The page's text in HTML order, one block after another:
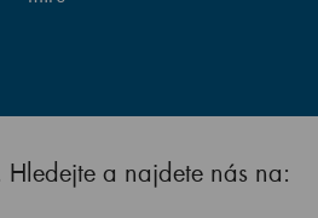
Hledejte a najdete nás na: